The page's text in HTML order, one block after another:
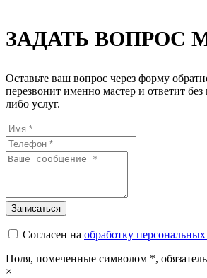
ЗАДАТЬ ВОПРОС
Оставьте ваш вопрос через форму
перезвонит именно мастер и ответит
либо услуг.
Согласен на обработку
Поля, помеченные символом *,
×